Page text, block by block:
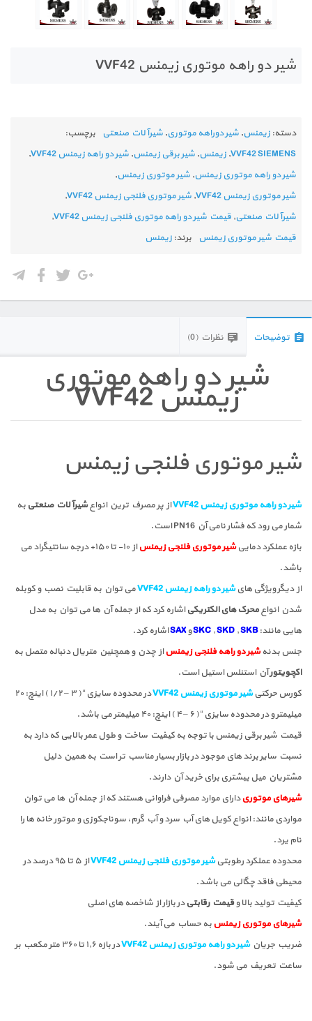
شیر دو راهه موتوری زیمنس VVF42
دسته: زیمنس, شیر دوراهه موتوری, شیرآلات صنعتی برچسب:
VVF42 SIEMENS
, زیمنس, شیر برقی زیمنس, شیر دو راهه زیمنس VVF42
,
شیر دو راهه موتوری زیمنس, شیر موتوری زیمنس,
شیر موتوری زیمنس VVF42
, شیر موتوری فلنجی زیمنس VVF42
,
شیرآلات صنعتی, قیمت شیر دو راهه موتوری فلنجی زیمنس VVF42
,
قیمت شیر موتوری زیمنس برند: زیمنس
توضیحات نظرات (0)
شیر دو راهه موتوری
زیمنس VVF42
شیر موتوری فلنجی زیمنس
شیر دو راهه موتوری زیمنس VVF42 از پر مصرف ترین انواعشیرآلات صنعتی به
شمار می رود که فشار نامی آن PN16 است.
بازه عملکرد دماییشیر موتوری فلنجی زیمنس
از ۱۰- تا ۱۵۰+ درجه سانتیگراد می
باشد.
از دیگر ویژگی هایشیر دو راهه زیمنس VVF42
می توان به قابلیت نصب و کوبله
شدن انواعمحرک های الکتریکیاشاره کرد که از جمله آن ها می توان به مدل
هایی مانند:SKB
,
SKD
,
SKCوSAXاشاره کرد.
جنس بدنهشیر دو راهه فلنجی زیمنساز چدن و همچنین متریال دنباله متصل به
اکچویتورآن استنلس استیل است.
کورس حرکتیشیر موتوری زیمنس VVF42
در محدوده سایزی “( ۳ – ۱/۲ ) اینچ: ۲۰
میلیمتر و در محدوده سایزی “( ۶ – ۴ ) اینچ: ۴۰ میلیمتر می باشد.
قیمت شیر برقی زیمنس با توجه به کیفیت ساخت و طول عمر بالایی که دارد به
نسبت سایر برند های موجود در بازار بسیار مناسب تر است به همین دلیل
مشتریان میل بیشتری برای خرید آن دارند.
شیرهای موتوریدارای موارد مصرفی فراوانی هستند که از جمله آن ها می توان
مواردی مانند: انواع کویل های آب سرد و آب گرم، سوناجکوزی و موتور خانه ها را
نام یرد.
محدوده عملکرد رطوبتیشیر موتوری فلنجی زیمنس VVF42
از ۵ تا ۹۵ درصد در
محیطی فاقد چگالی می باشد.
کیفیت تولید بالا وقیمت رقابتیدر بازار از شاخصه های اصلی
شیرهای موتوری زیمنس به حساب می آیند.
ضریب جریانشیر دو راهه موتوری زیمنس VVF42
در بازه ۱٫۶ تا ۳۶۰ متر مکعب بر
ساعت تعریف می شود.